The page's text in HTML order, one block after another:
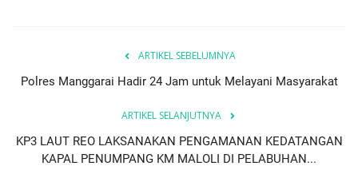
ARTIKEL SEBELUMNYA
Polres Manggarai Hadir 24 Jam untuk Melayani Masyarakat
ARTIKEL SELANJUTNYA
KP3 LAUT REO LAKSANAKAN PENGAMANAN KEDATANGAN
KAPAL PENUMPANG KM MALOLI DI PELABUHAN...